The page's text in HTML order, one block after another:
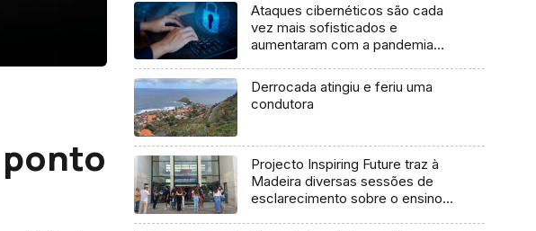
Ataques cibernéticos são cada
vez mais sofisticados e
aumentaram com a pandemia
Derrocada atingiu e feriu uma
condutora
Projecto Inspiring Future traz à
Madeira diversas sessões de
esclarecimento sobre o ensino